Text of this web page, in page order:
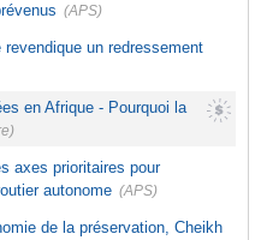
(APS)
revendique un redressement
en Afrique - Pourquoi la
axes prioritaires pour
autonome (APS)
de la préservation, Cheikh